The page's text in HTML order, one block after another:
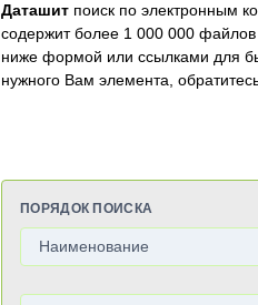
Даташит поиск по электронным
содержит более 1 000 000 файлов
ниже формой или ссылками для
нужного Вам элемента,
ПОРЯДОК ПОИСКА